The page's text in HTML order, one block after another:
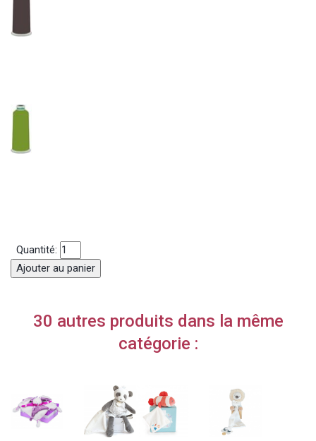
Quantité:
Ajouter au panier
30 autres produits dans la même
catégorie :